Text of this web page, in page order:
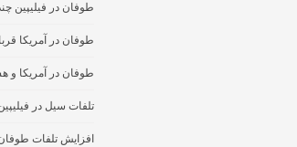
طوفان در فیلیپین
طوفان در آمریکا
طوفان در آمریکا و
تلفات سیل در فیلیپین از ۵۰ تن
افزایش تلفات